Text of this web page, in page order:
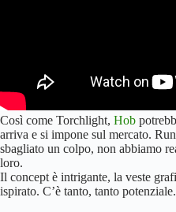
Così come Torchlight, Hob
arriva e si impone sul mercato.
sbagliato un colpo, non abbiamo
loro.
Il concept è intrigante, la veste
ispirato. C’è tanto, tanto potenziale.